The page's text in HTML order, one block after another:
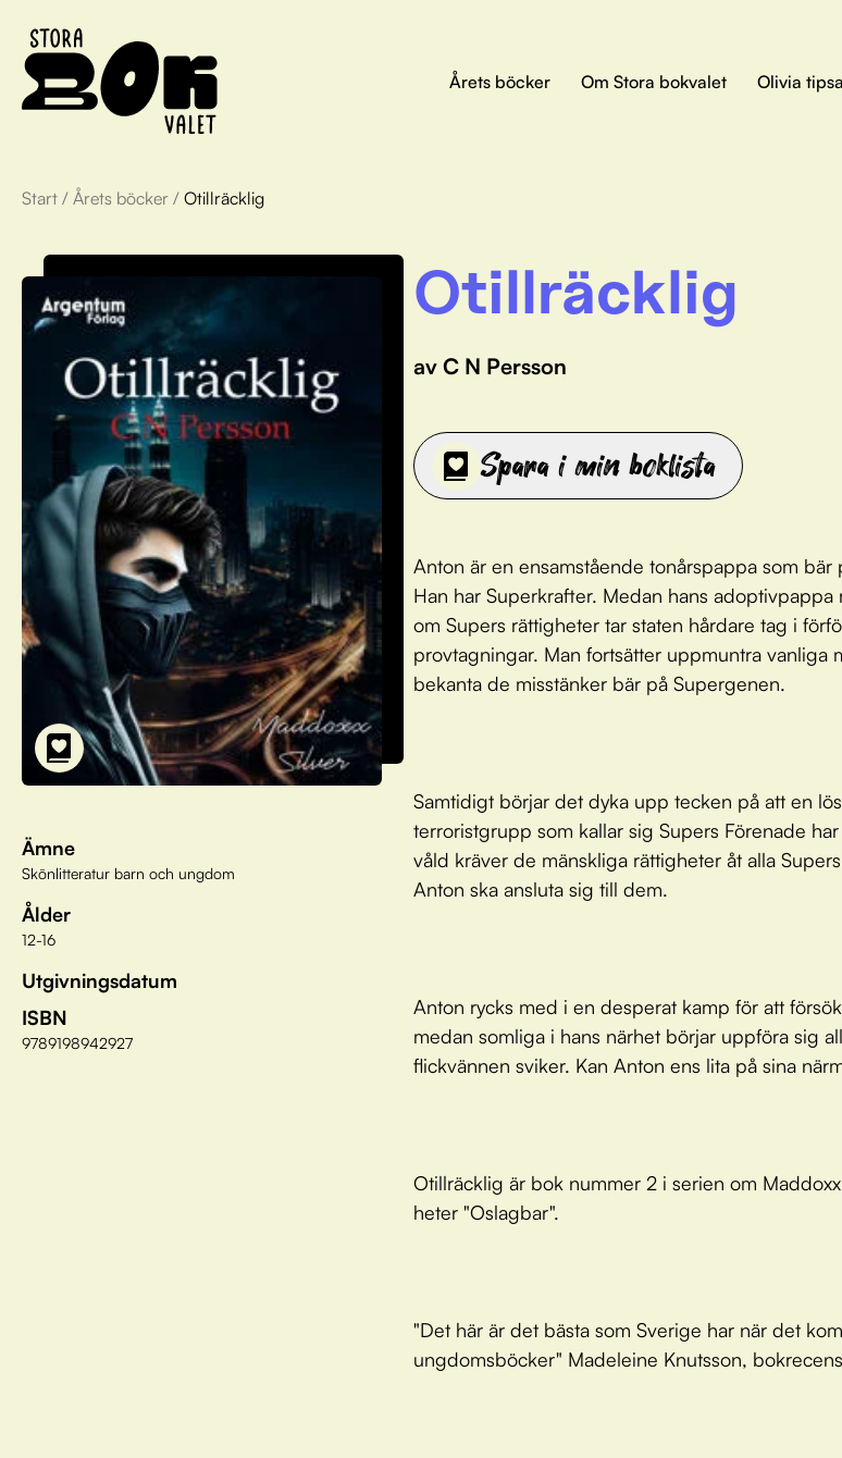
Årets böcker Om Stora bokvalet Olivia
Start / Årets böcker / Otillräcklig
Ämne
Skönlitteratur barn och ungdom
Ålder
12-16
Utgivningsdatum
ISBN
9789198942927
Otillräcklig
av C N Persson
Spara i min boklista
Anton är en ensamstående tonårspappa som bär
Han har Superkrafter. Medan hans adoptivpappa
om Supers rättigheter tar staten hårdare tag i
provtagningar. Man fortsätter uppmuntra vanliga
bekanta de misstänker bär på Supergenen.
Samtidigt börjar det dyka upp tecken på att en
terroristgrupp som kallar sig Supers Förenade
våld kräver de mänskliga rättigheter åt alla
Anton ska ansluta sig till dem.
Anton rycks med i en desperat kamp för att
medan somliga i hans närhet börjar uppföra sig
flickvännen sviker. Kan Anton ens lita på sina
Otillräcklig är bok nummer 2 i serien om
heter "Oslagbar".
"Det här är det bästa som Sverige har när det
ungdomsböcker" Madeleine Knutsson,